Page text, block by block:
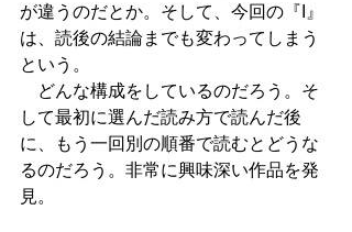
が違うのだとか。そして、今回の『I』
は、読後の結論までも変わってしまう
という。
どんな構成をしているのだろう。そ
して最初に選んだ読み方で読んだ後
に、もう一回別の順番で読むとどうな
るのだろう。非常に興味深い作品を発
見。